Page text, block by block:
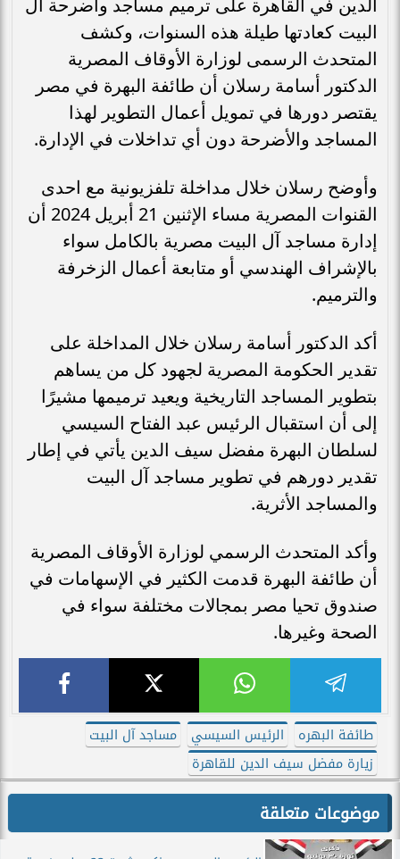
البيت كعادتها طيلة هذه السنوات، وكشف
المتحدث الرسمى لوزارة الأوقاف المصرية
الدكتور أسامة رسلان أن طائفة البهرة في مصر
يقتصر دورها في تمويل أعمال التطوير لهذا
المساجد والأضرحة دون أي تداخلات في الإدارة.
وأوضح رسلان خلال مداخلة تلفزيونية مع احدى
القنوات المصرية مساء الإثنين 21 أبريل 2024 أن
إدارة مساجد آل البيت مصرية بالكامل سواء
بالإشراف الهندسي أو متابعة أعمال الزخرفة
والترميم.
أكد الدكتور أسامة رسلان خلال المداخلة على
تقدير الحكومة المصرية لجهود كل من يساهم
بتطوير المساجد التاريخية ويعيد ترميمها مشيرًا
إلى أن استقبال الرئيس عبد الفتاح السيسي
لسلطان البهرة مفضل سيف الدين يأتي في إطار
تقدير دورهم في تطوير مساجد آل البيت
والمساجد الأثرية.
وأكد المتحدث الرسمي لوزارة الأوقاف المصرية
أن طائفة البهرة قدمت الكثير في الإسهامات في
صندوق تحيا مصر بمجالات مختلفة سواء في
الصحة وغيرها.
طائفة البهره الرئيس السيسي
مساجد آل البيت
زيارة مفضل سيف الدين للقاهرة
موضوعات متعلقة